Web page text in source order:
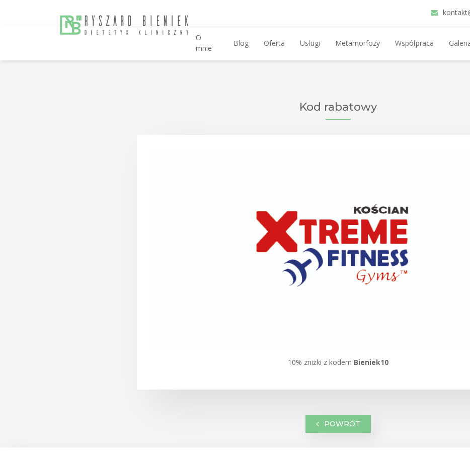
O
mnie
Blog Oferta Usługi Metamorfozy Współpraca
Kod rabatowy
10% zniżki z kodem Bieniek10
POWRÓT